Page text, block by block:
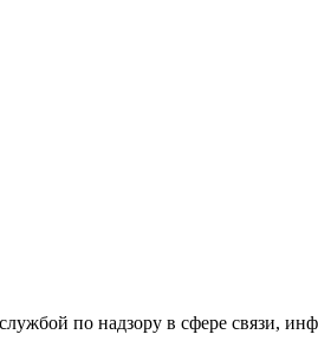
по надзору в сфере связи,